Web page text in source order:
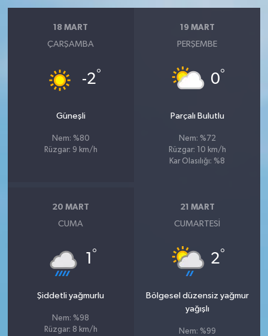
18 MART
ÇARŞAMBA
-2°
Güneşli
Nem: %80
Rüzgar: 9 km/h
19 MART
PERŞEMBE
0°
Parçalı Bulutlu
Nem: %72
Rüzgar: 10 km/h
Kar Olasılığı: %8
20 MART
CUMA
1 °
Şiddetli yağmurlu
Nem: %98
Rüzgar: 8 km/h
21 MART
CUMARTESI
2°
Bölgesel düzensiz yağmur
yağışlı
Nem: %99